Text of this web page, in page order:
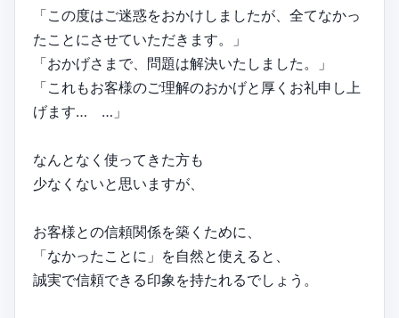
「この度はご迷惑をおかけしましたが、全てなかっ
たことにさせていただきます。」
「おかげさまで、問題は解決いたしました。」
「これもお客様のご理解のおかげと厚くお礼申し上
げます… …」
なんとなく使ってきた方も
少なくないと思いますが、
お客様との信頼関係を築くために、
「なかったことに」を自然と使えると、
誠実で信頼できる印象を持たれるでしょう。